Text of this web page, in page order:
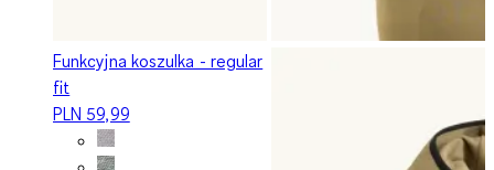
Funkcyjna koszulka - regular
fit
PLN 59,99